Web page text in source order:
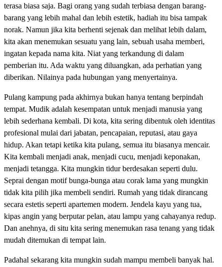
terasa biasa saja. Bagi orang yang sudah terbiasa dengan barang-
barang yang lebih mahal dan lebih estetik, hadiah itu bisa tampak
norak. Namun jika kita berhenti sejenak dan melihat lebih dalam,
kita akan menemukan sesuatu yang lain, sebuah usaha memberi,
ingatan kepada nama kita. Niat yang terkandung di dalam
pemberian itu. Ada waktu yang diluangkan, ada perhatian yang
diberikan. Nilainya pada hubungan yang menyertainya.
Pulang kampung pada akhirnya bukan hanya tentang berpindah
tempat. Mudik adalah kesempatan untuk menjadi manusia yang
lebih sederhana kembali. Di kota, kita sering dibentuk oleh identitas
profesional mulai dari jabatan, pencapaian, reputasi, atau gaya
hidup. Akan tetapi ketika kita pulang, semua itu biasanya mencair.
Kita kembali menjadi anak, menjadi cucu, menjadi keponakan,
menjadi tetangga. Kita mungkin tidur berdesakan seperti dulu.
Seprai dengan motif bunga-bunga atau corak lama yang mungkin
tidak kita pilih jika membeli sendiri. Rumah yang tidak dirancang
secara estetis seperti apartemen modern. Jendela kayu yang tua,
kipas angin yang berputar pelan, atau lampu yang cahayanya redup.
Dan anehnya, di situ kita sering menemukan rasa tenang yang tidak
mudah ditemukan di tempat lain.
Padahal sekarang kita mungkin sudah mampu membeli banyak hal.